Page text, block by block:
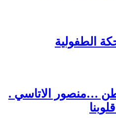
الطفولية
…منصور الاتاسي .